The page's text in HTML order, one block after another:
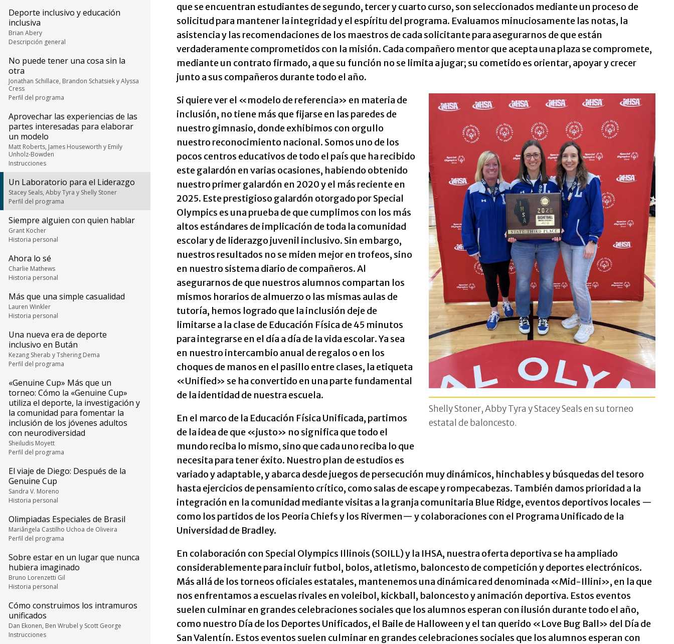
Deporte inclusivo y educación
inclusiva
Brian Abery
Descripción general
No puede tener una cosa sin la
otra
Jonathan Schillace, Brandon Schatsiek y Alyssa
Cress
Perfil del programa
Aprovechar las experiencias de las
partes interesadas para elaborar
un modelo
Matt Roberts, James Houseworth y Emily
Unholz-Bowden
Instrucciones
Un Laboratorio para el Liderazgo
Stacey Seals, Abby Tyra y Shelly Stoner
Perfil del programa
Siempre alguien con quien hablar
Grant Kocher
Historia personal
Ahora lo sé
Charlie Mathews
Historia personal
Más que una simple casualidad
Lauren Winkler
Historia personal
Una nueva era de deporte
inclusivo en Bután
Kezang Sherab y Tshering Dema
Perfil del programa
«Genuine Cup» Más que un
torneo: Cómo la «Genuine Cup»
utiliza el deporte, la investigación y
la comunidad para fomentar la
inclusión de los jóvenes adultos
con neurodiversidad
Sheiludis Moyett
Perfil del programa
El viaje de Diego: Después de la
Genuine Cup
Sandra V. Moreno
Historia personal
Olimpiadas Especiales de Brasil
Mariângela Castilho Uchoa de Oliveira
Perfil del programa
Sobre estar en un lugar que nunca
hubiera imaginado
Bruno Lorenzetti Gil
Historia personal
Cómo construimos los intramuros
unificados
Dan Ekonen, Ben Wrubel y Scott George
Instrucciones
que se encuentran estudiantes de segundo, tercer y cuarto curso, son seleccionados mediante un proceso de
solicitud para mantener la integridad y el espíritu del programa. Evaluamos minuciosamente las notas, la
asistencia y las recomendaciones de los maestros de cada solicitante para asegurarnos de que están
verdaderamente comprometidos con la misión. Cada compañero mentor que acepta una plaza se compromete,
mediante un contrato firmado, a que su función no se limita a jugar; su cometido es orientar, apoyar y crecer
junto a sus compañeros durante todo el año.
Shelly Stoner, Abby Tyra y Stacey Seals en su torneo
estatal de baloncesto.
Si quiere ver el «modelo de referencia» en materia de
inclusión, no tiene más que fijarse en las paredes de
nuestro gimnasio, donde exhibimos con orgullo
nuestro reconocimiento nacional. Somos uno de los
pocos centros educativos de todo el país que ha recibido
este galardón en varias ocasiones, habiendo obtenido
nuestro primer galardón en 2020 y el más reciente en
2025. Este prestigioso galardón otorgado por Special
Olympics es una prueba de que cumplimos con los más
altos estándares de implicación de toda la comunidad
escolar y de liderazgo juvenil inclusivo. Sin embargo,
nuestros resultados no se miden mejor en trofeos, sino
en nuestro sistema diario de compañeros. Al
asegurarnos de que nuestros alumnos compartan los
mismos horarios de almuerzo o las mismas aulas de
tutoría, hemos logrado que la inclusión deje de
limitarse a la clase de Educación Física de 45 minutos
para integrarse en el día a día de la vida escolar. Ya sea
en nuestro intercambio anual de regalos o en los
choques de manos en el pasillo entre clases, la etiqueta
«Unified» se ha convertido en una parte fundamental
de la identidad de nuestra escuela.
En el marco de la Educación Física Unificada, partimos
de la idea de que «justo» no significa que todo el
mundo reciba lo mismo, sino que cada uno reciba lo que
necesita para tener éxito. Nuestro plan de estudios es
variado y adaptable, y abarca desde juegos de persecución muy dinámicos, hinchables y búsquedas del tesoro
hasta ejercicios de pensamiento crítico, como salas de escape y rompecabezas. También damos prioridad a la
integración en la comunidad mediante visitas a la granja comunitaria Blue Ridge, eventos deportivos locales —
como los partidos de los Peoria Chiefs y los Rivermen— y colaboraciones con el Programa Unificado de la
Universidad de Bradley.
En colaboración con Special Olympics Illinois (SOILL) y la IHSA, nuestra oferta deportiva se ha ampliado
considerablemente para incluir futbol, bolos, atletismo, baloncesto de competición y deportes electrónicos.
Más allá de los torneos oficiales estatales, mantenemos una dinámica red denominada «Mid-Illini», en la que
nos enfrentamos a escuelas rivales en voleibol, kickball, baloncesto y animación deportiva. Estos eventos
suelen culminar en grandes celebraciones sociales que los alumnos esperan con ilusión durante todo el año,
como nuestro Día de los Deportes Unificados, el Baile de Halloween y el tan querido «Love Bug Ball» del Día de
San Valentín. Estos eventos suelen culminar en grandes celebraciones sociales que los alumnos esperan con